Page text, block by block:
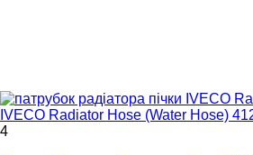
IVECO Radiator Hose (Water Hose)
4